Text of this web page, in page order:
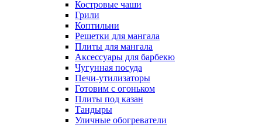
Костровые чаши
Грили
Коптильни
Решетки для мангала
Плиты для мангала
Аксессуары для барбекю
Чугунная посуда
Печи-утилизаторы
Готовим с огоньком
Плиты под казан
Тандыры
Уличные обогреватели